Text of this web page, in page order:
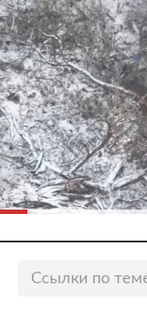
Ссылки по